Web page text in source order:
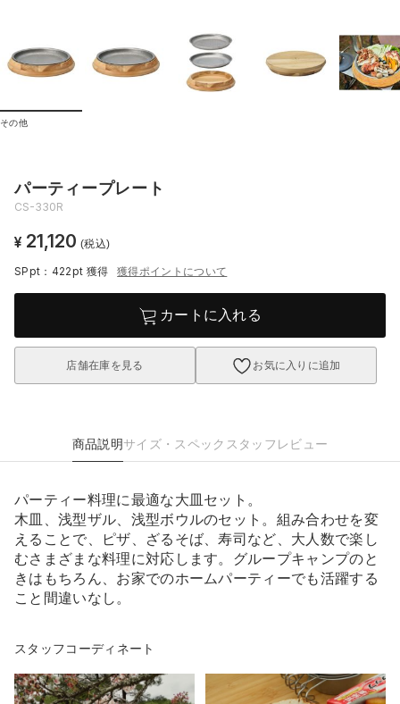
その他
パーティープレート
CS-330R
¥ 21,120 (税込)
SPpt：422pt 獲得 獲得ポイントについて
カートに入れる
店舗在庫を見る お気に入りに追加
商品説明サイズ・スペック スタッフレビュー
パーティー料理に最適な大皿セット。
木皿、浅型ザル、浅型ボウルのセット。組み合わせを変
えることで、ピザ、ざるそば、寿司など、大人数で楽し
むさまざまな料理に対応します。グループキャンプのと
きはもちろん、お家でのホームパーティーでも活躍する
こと間違いなし。
スタッフコーディネート